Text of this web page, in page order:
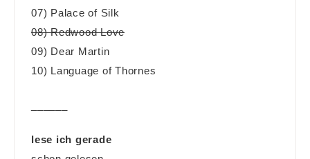
07) Palace of Silk
08) Redwood Love
09) Dear Martin
10) Language of Thornes
lese ich gerade